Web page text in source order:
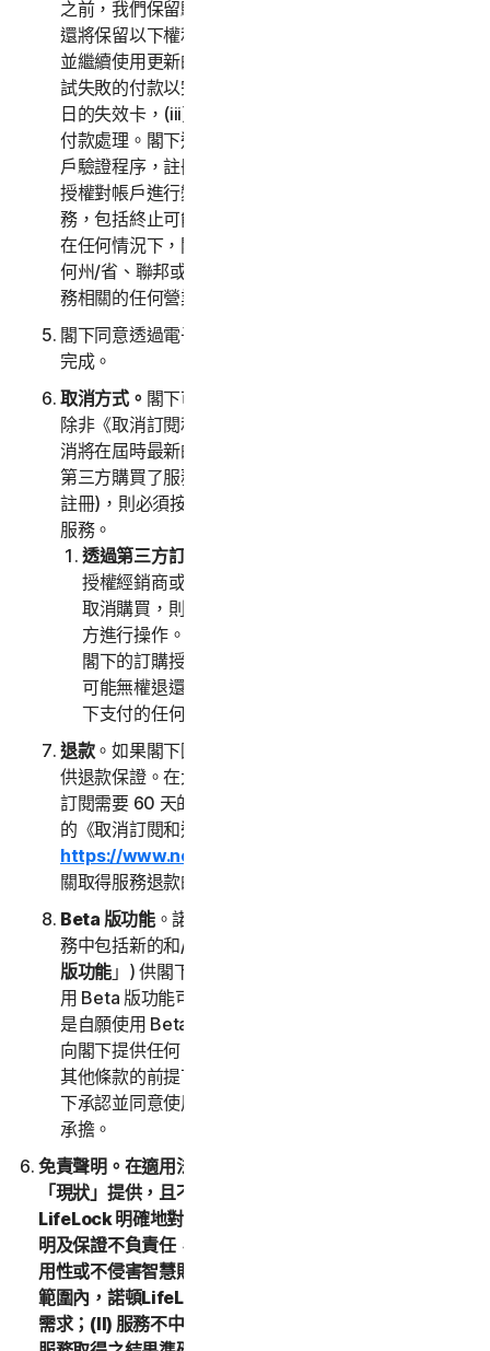
之前，我們保留驗證信用卡/簽帳卡付款的權利。我們
還將保留以下權利：(i) 從信用卡品牌以電子方式獲取
並繼續使用更新的信用卡帳戶資訊 (如果適用)，(ii) 重
試失敗的付款以完成交易，包括但不限於重試延長到期
日的失效卡，(iii) 變更或修正授權的第三方以協助進行
付款處理。閣下進一步認可並同意，根據屆時最新的客
戶驗證程序，註冊到閣下帳戶中的另一位成年客戶可以
授權對帳戶進行變更，包括但不限於變更付款方式或服
務，包括終止可能會產生額外費用的訂購授權或變更。
在任何情況下，閣下個人都應承擔與購買服務相關的任
何州/省、聯邦或其他稅金。我們還保留收取與購買服
務相關的任何營業稅的權利。
閣下同意透過電子郵件向閣下傳送確認時，即表示交易
完成。
取消方式。 閣下可以隨時取消或終止訂閱，但請注意，
除非《取消訂閱和退款政策》中另有規定，否則該類取
消將在屆時最新的訂閱期間結束時生效。如果閣下透過
第三方購買了服務 (例如，閣下透過雇主或其他第三方
註冊)，則必須按照第三方的指示直接與該第三方終止
服務。
透過第三方訂閱時取消。
授權經銷商或閣下的雇主) 購買了訂購授權並且希望
取消購買，則必須按照第三方的指示直接與該第三
方進行操作。我們只會在收到第三方的通知後終止
閣下的訂購授權。如果閣下透過第三方訂購，我們
可能無權退還任何費用；我們沒有義務也不會將閣
下支付的任何費用退還給第三方。
退款。如果閣下因任何原因不滿意，某些服務可能會提
供退款保證。在大多數情況下，直接向我們購買的年度
訂閱需要 60 天的退款期限。請查閱 NortonLifeLock
的《取消訂閱和退款政策》(
https://www.norton.com/return-policy
關取得服務退款的詳細資訊。
Beta 版功能。諾頓LifeLock 可能會隨時自行決定在服
務中包括新的和/或更新的 Beta 版功能 (以下稱「
版功能 」) 供閣下使用，並允許閣下提供意見。閣下使
用 Beta 版功能可能需要付費。閣下瞭解並同意，閣下
是自願使用 Beta 版功能，並且諾頓LifeLock 沒有義務
向閣下提供任何 Beta 版功能。在不限制本 LSA 的任何
其他條款的前提下，Beta 版功能依「現狀」提供，閣
下承認並同意使用 Beta 版功能的一切風險由閣下自行
承擔。
免責聲明。在適用法律允許的最大範圍內，(1) 服務依
「現狀」提供，且不含任何其他形式的保固，(2)諾頓
LifeLock 明確地對任何形式之所有其他明示或默示之聲
明及保證不負責任，包括但不限於對適售性、特定用途適
用性或不侵害智慧財產權的保證。在適用法律允許的最大
範圍內，諾頓LifeLock 不額外保證：(I) 服務符合閣下之
需求；(II) 服務不中斷、及時、安全或無錯誤；(III) 因使用